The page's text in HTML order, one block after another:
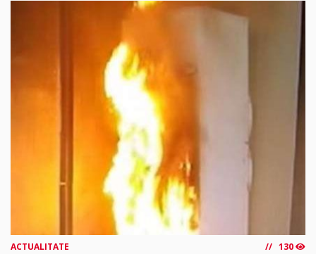
ACTUALITATE 130